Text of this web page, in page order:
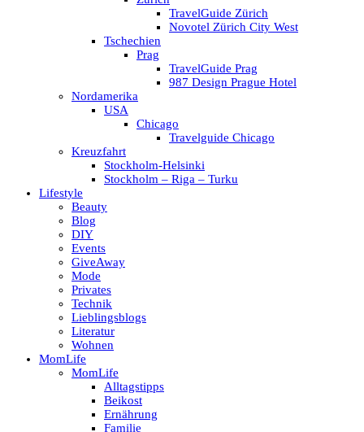
TravelGuide Zürich
Novotel Zürich City West
Tschechien
Prag
TravelGuide Prag
987 Design Prague Hotel
Nordamerika
USA
Chicago
Travelguide Chicago
Kreuzfahrt
Stockholm-Helsinki
Stockholm – Riga – Turku
Lifestyle
Beauty
Blog
DIY
Events
GiveAway
Mode
Privates
Technik
Lieblingsblogs
Literatur
Wohnen
MomLife
MomLife
Alltagstipps
Beikost
Ernährung
Familie